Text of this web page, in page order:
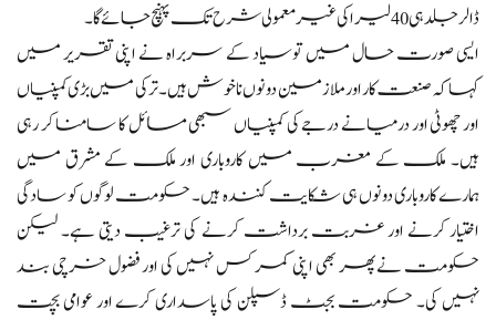
ڈالر جلد ہی 40 لیرا کی غیر معمولی شرح تک پہنچ جائے گا۔
ایسی صورت حال میں توسیاد کے سربراہ نے اپنی تقریر میں
کہا کہ صنعت کار اور ملازمین دونوں ناخوش ہیں۔ ترکی میں بڑی کمپنیاں
اور چھوٹی اور درمیانے درجے کی کمپنیاں سبھی مسائل کا سامنا کر رہی
ہیں۔ ملک کے مغرب میں کاروباری اور ملک کے مشرق میں
ہمارے کاروباری دونوں ہی شکایت کنندہ ہیں۔ حکومت لوگوں کو سادگی
اختیار کرنے اور غربت برداشت کرنے کی ترغیب دیتی ہے۔ لیکن
حکومت نے پھر بھی اپنی کمر کس نہیں کی اور فضول خرچی بند
نہیں کی۔ حکومت بجٹ ڈسپلن کی پاسداری کرے اور عوامی بچت